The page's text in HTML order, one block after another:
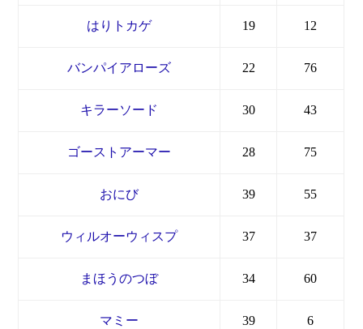
はりトカゲ 19 12
バンパイアローズ 22 76
キラーソード 30 43
ゴーストアーマー 28 75
おにび 39 55
ウィルオーウィスプ 37 37
まほうのつぼ 34 60
マミー 39 6